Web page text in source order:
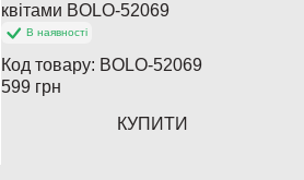
квітами BOLO-52069
В наявності
Код товару: BOLO-52069
599 грн
КУПИТИ